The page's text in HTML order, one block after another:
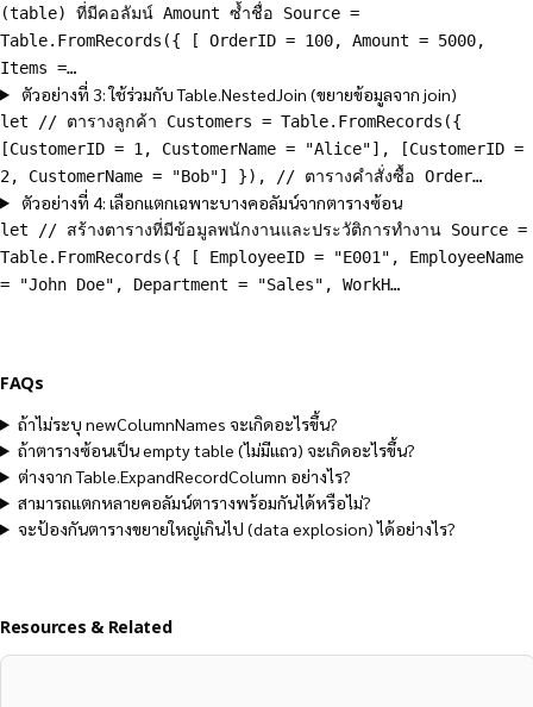
(table) ที่มีคอลัมน์ Amount ซ้ำชื่อ Source =
Table.FromRecords({ [ OrderID = 100, Amount = 5000,
Items =…
ตัวอย่างที่ 3: ใช้ร่วมกับ Table.NestedJoin (ขยายข้อมูลจาก join)
let // ตารางลูกค้า Customers = Table.FromRecords({
[CustomerID = 1, CustomerName = "Alice"], [CustomerID =
2, CustomerName = "Bob"] }), // ตารางคำสั่งซื้อ Order…
ตัวอย่างที่ 4: เลือกแตกเฉพาะบางคอลัมน์จากตารางซ้อน
let // สร้างตารางที่มีข้อมูลพนักงานและประวัติการทำงาน Source =
Table.FromRecords({ [ EmployeeID = "E001", EmployeeName
= "John Doe", Department = "Sales", WorkH…
FAQs
ถ้าไม่ระบุ newColumnNames จะเกิดอะไรขึ้น?
ถ้าตารางซ้อนเป็น empty table (ไม่มีแถว) จะเกิดอะไรขึ้น?
ต่างจาก Table.ExpandRecordColumn อย่างไร?
สามารถแตกหลายคอลัมน์ตารางพร้อมกันได้หรือไม่?
จะป้องกันตารางขยายใหญ่เกินไป (data explosion) ได้อย่างไร?
Resources & Related